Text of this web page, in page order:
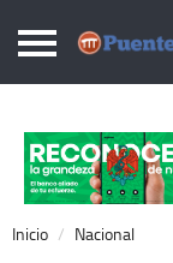
Puentelibre.mx
Local
Nacional
Opinión
Inicio Nacional